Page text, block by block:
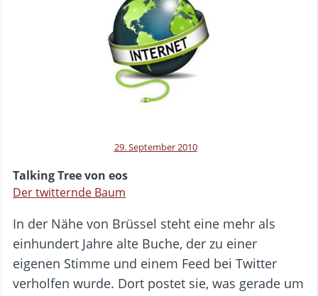
29. September 2010
Talking Tree von eos
Der twitternde Baum
In der Nähe von Brüssel steht eine mehr als
einhundert Jahre alte Buche, der zu einer
eigenen Stimme und einem Feed bei Twitter
verholfen wurde. Dort postet sie, was gerade um